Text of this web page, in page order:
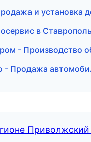
и
в
- Производство
- Продажа